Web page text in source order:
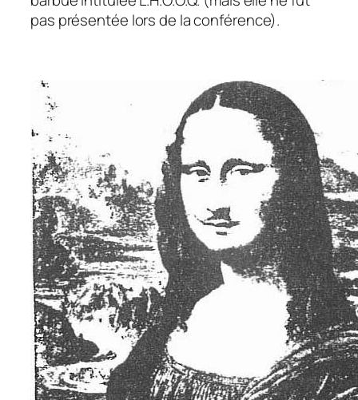
pas présentée lors de la conférence).